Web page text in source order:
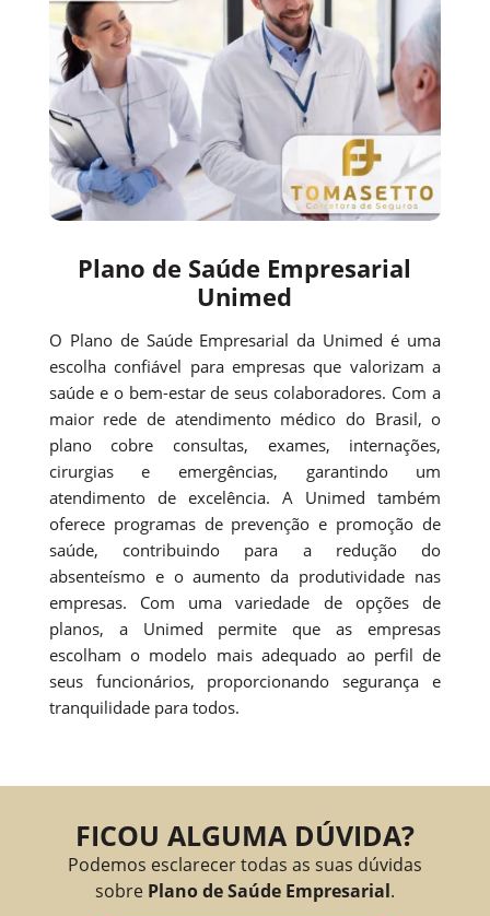
Plano de Saúde Empresarial
Unimed
O Plano de Saúde Empresarial da Unimed é uma
escolha confiável para empresas que valorizam a
saúde e o bem-estar de seus colaboradores. Com a
maior rede de atendimento médico do Brasil, o
plano cobre consultas, exames, internações,
cirurgias e emergências, garantindo um
atendimento de excelência. A Unimed também
oferece programas de prevenção e promoção de
saúde, contribuindo para a redução do
absenteísmo e o aumento da produtividade nas
empresas. Com uma variedade de opções de
planos, a Unimed permite que as empresas
escolham o modelo mais adequado ao perfil de
seus funcionários, proporcionando segurança e
tranquilidade para todos.
FICOU ALGUMA DÚVIDA?
Podemos esclarecer todas as suas dúvidas
sobre Plano de Saúde Empresarial.